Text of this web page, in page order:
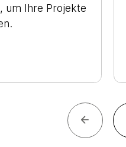
um Ihre Projekte